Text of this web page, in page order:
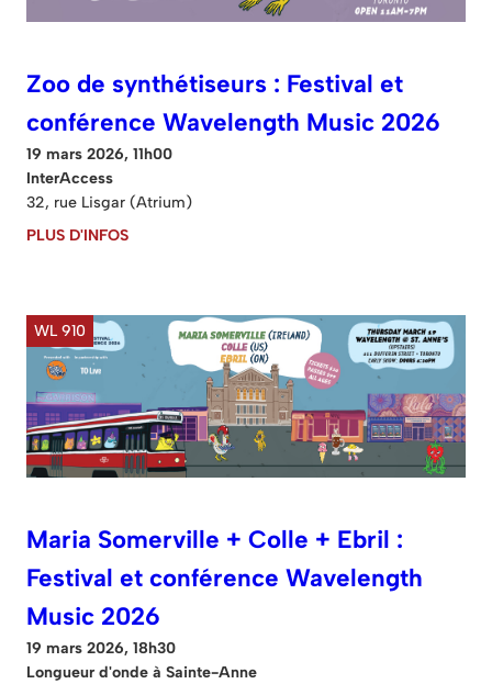
Zoo de synthétiseurs : Festival et
conférence Wavelength Music 2026
19 mars 2026, 11h00
InterAccess
32, rue Lisgar (Atrium)
PLUS D'INFOS
WL 910
Maria Somerville + Colle + Ebril :
Festival et conférence Wavelength
Music 2026
19 mars 2026, 18h30
Longueur d'onde à Sainte-Anne